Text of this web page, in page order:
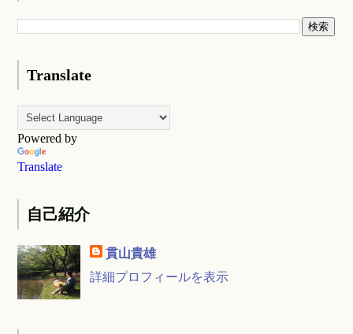
Translate
Powered by
Translate
自己紹介
貫山貴雄
詳細プロフィールを表示